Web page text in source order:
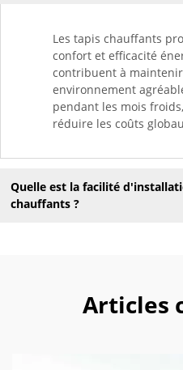
Les tapis chauffants
confort et efficacité
contribuent à
environnement
pendant les mois
réduire les coûts
Quelle est la facilité
chauffants ?
Articles